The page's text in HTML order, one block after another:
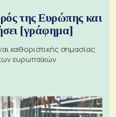
της Ευρώπης και
[γράφημα]
καθοριστικής σημασίας
ευρωπαϊκών